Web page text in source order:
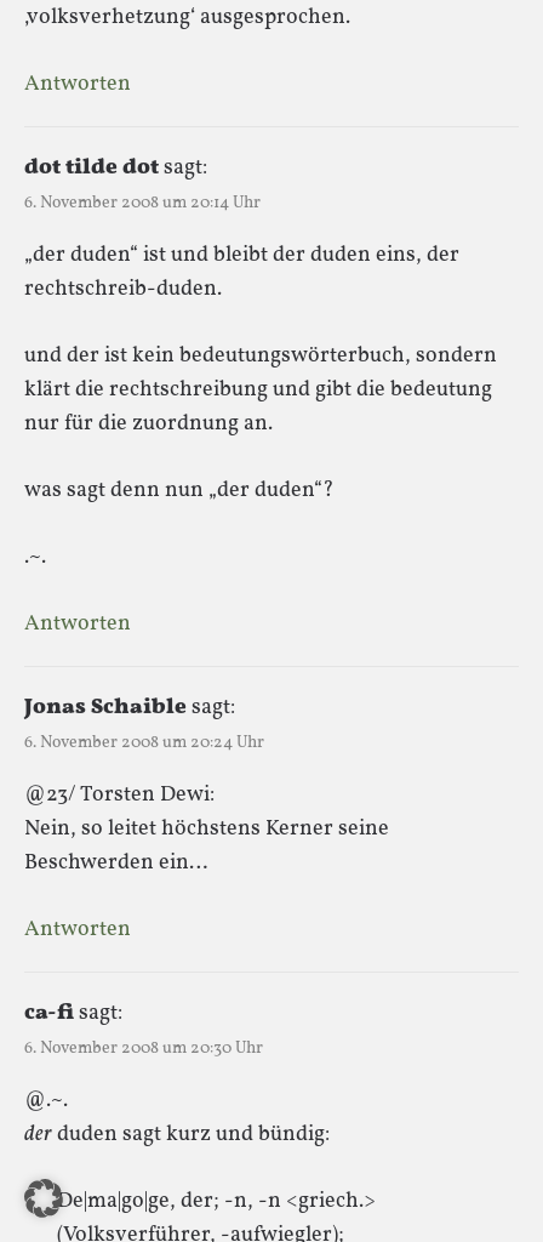
‚volksverhetzung‘ ausgesprochen.
Antworten
dot tilde dotsagt:
6. November 2008 um 20:14 Uhr
„der duden“ ist und bleibt der duden eins, der
rechtschreib-duden.
und der ist kein bedeutungswörterbuch, sondern
klärt die rechtschreibung und gibt die bedeutung
nur für die zuordnung an.
was sagt denn nun „der duden“?
.~.
Antworten
Jonas Schaiblesagt:
6. November 2008 um 20:24 Uhr
@23/ Torsten Dewi:
Nein, so leitet höchstens Kerner seine
Beschwerden ein…
Antworten
ca-fisagt:
6. November 2008 um 20:30 Uhr
@.~.
derduden sagt kurz und bündig:
De|ma|go|ge, der; -n, -n <griech.>
(Volksverführer, -aufwiegler);